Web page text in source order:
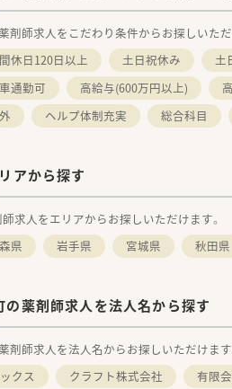
剤師求人をこだわり条件からお探しいただ
休日120日以上 土日祝休み 土
車通勤可 高給与(600万円以上)
ヘルプ体制充実 総合科目
アから探す
求人をエリアからお探しいただけます。
県 岩手県 宮城県 秋田県
の薬剤師求人を法人名から探す
剤師求人を法人名からお探しいただけます
クス
クラフト株式会社 有限